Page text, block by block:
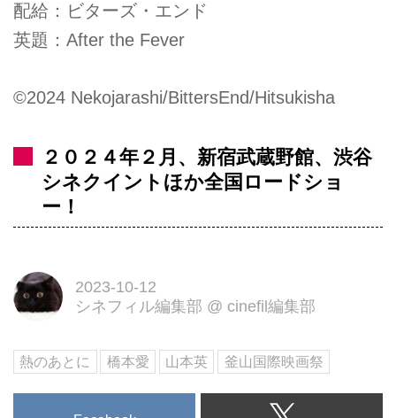
配給：ビターズ・エンド
英題：After the Fever
©2024 Nekojarashi/BittersEnd/Hitsukisha
２０２４年２月、新宿武蔵野館、渋谷
シネクイントほか全国ロードショ
ー！
2023-10-12
シネフィル編集部 @ cinefil編集部
熱のあとに 橋本愛 山本英 釜山国際映画祭